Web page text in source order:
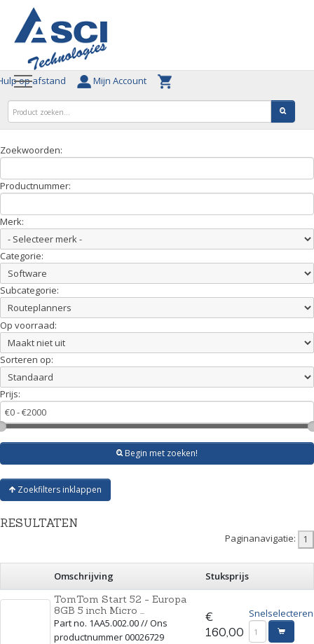
op afstand Mijn Account
Zoekwoorden:
Productnummer:
Merk:
Categorie:
Subcategorie:
Op voorraad:
Sorteren op:
Prijs:
Begin met zoeken!
Zoekfilters inklappen
RESULTATEN
Paginanavigatie:
Omschrijving
Stuksprijs
TomTom Start 52 - Europa
8GB 5 inch Micro ...
Part no. 1AA5.002.00 // Ons
productnummer 00026729
€
160,00
Snelselecteren